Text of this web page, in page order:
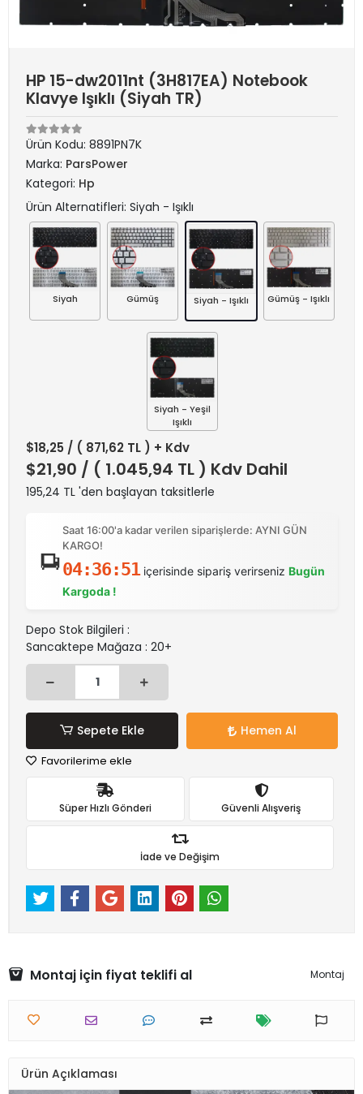
HP 15-dw2011nt (3H817EA) Notebook
Klavye Işıklı (Siyah TR)
Ürün Kodu: 8891PN7K
Marka: ParsPower
Kategori: Hp
Ürün Alternatifleri: Siyah - Işıklı
Siyah Gümüş Siyah - Işıklı Gümüş - Işıklı
Siyah - Yeşil
Işıklı
$18,25 / ( 871,62 TL ) + Kdv
$21,90 / ( 1.045,94 TL ) Kdv Dahil
195,24 TL 'den başlayan taksitlerle
Saat 16:00'a kadar verilen siparişlerde: AYNI GÜN
KARGO!
04:36:51içerisinde sipariş verirseniz Bugün
Kargoda !
Depo Stok Bilgileri :
Sancaktepe Mağaza : 20+
Sepete Ekle Hemen Al
Favorilerime ekle
Süper Hızlı Gönderi Güvenli Alışveriş
İade ve Değişim
Montaj için fiyat teklifi al Montaj
Ürün Açıklaması